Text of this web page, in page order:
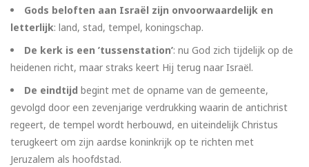
Gods beloften aan Israël zijn onvoorwaardelijk en
letterlijk: land, stad, tempel, koningschap.
De kerk is een ’tussenstation’: nu God zich tijdelijk op de
heidenen richt, maar straks keert Hij terug naar Israël.
De eindtijd begint met de opname van de gemeente,
gevolgd door een zevenjarige verdrukking waarin de antichrist
regeert, de tempel wordt herbouwd, en uiteindelijk Christus
terugkeert om zijn aardse koninkrijk op te richten met
Jeruzalem als hoofdstad.